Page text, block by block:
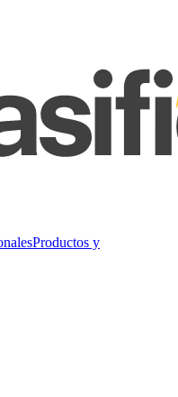
Productos y